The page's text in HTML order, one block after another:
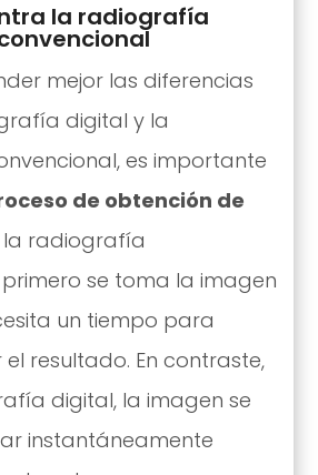
la radiografía
mejor las diferencias
digital y la
es importante
de obtención de
la radiografía
se toma la imagen
un tiempo para
resultado. En contraste,
digital, la imagen se
instantáneamente